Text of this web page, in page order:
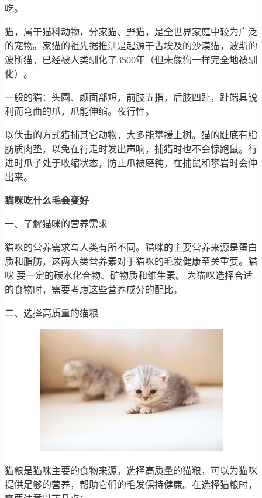
吃。
猫，属于猫科动物，分家猫、野猫，是全世界家庭中较为广泛
的宠物。家猫的祖先据推测是起源于古埃及的沙漠猫，波斯的
波斯猫，已经被人类驯化了3500年（但未像狗一样完全地被驯
化）。
一般的猫：头圆、颜面部短，前肢五指，后肢四趾，趾端具锐
利而弯曲的爪，爪能伸缩。夜行性。
以伏击的方式猎捕其它动物，大多能攀援上树。猫的趾底有脂
肪质肉垫，以免在行走时发出声响，捕猎时也不会惊跑鼠。行
进时爪子处于收缩状态，防止爪被磨钝，在捕鼠和攀岩时会伸
出来。
猫咪吃什么毛会变好
一、了解猫咪的营养需求
猫咪的营养需求与人类有所不同。猫咪的主要营养来源是蛋白
质和脂肪，这两大类营养素对于猫咪的毛发健康至关重要。猫
咪 要一定的碳水化合物、矿物质和维生素。 为猫咪选择合适
的食物时，需要考虑这些营养成分的配比。
二、选择高质量的猫粮
猫粮是猫咪主要的食物来源。选择高质量的猫粮，可以为猫咪
提供足够的营养，帮助它们的毛发保持健康。在选择猫粮时，